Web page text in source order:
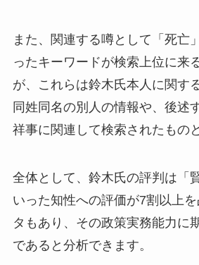
また、関連する噂として「死亡
ったキーワードが検索上位に来
が、これらは鈴木氏本人に関す
同姓同名の別人の情報や、後述
祥事に関連して検索されたもの
全体として、鈴木氏の評判は「
いった知性への評価が7割以上
タもあり、その政策実務能力に
であると分析できます。